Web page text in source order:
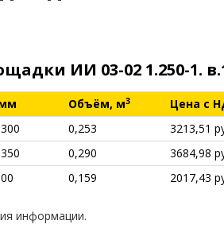
ИИ 03-02 1.250-1.
Объём, м3
Цена с
0,253
3213,51
0,290
3684,98
0,159 2017,43
информации.